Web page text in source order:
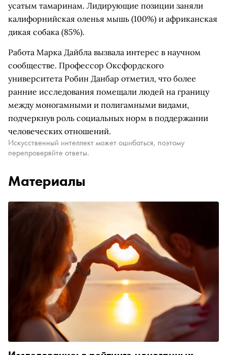
усатым тамаринам. Лидирующие позиции заняли
калифорнийская оленья мышь (100%) и африканская
дикая собака (85%).
Работа Марка Дайбла вызвала интерес в научном
сообществе. Профессор Оксфордского
университета Робин Данбар отметил, что более
ранние исследования помещали людей на границу
между моногамными и полигамными видами,
подчеркнув роль социальных норм в поддержании
человеческих отношений.
Искусственный интеллект может ошибаться, поэтому
перепроверяйте ответы.
Материалы